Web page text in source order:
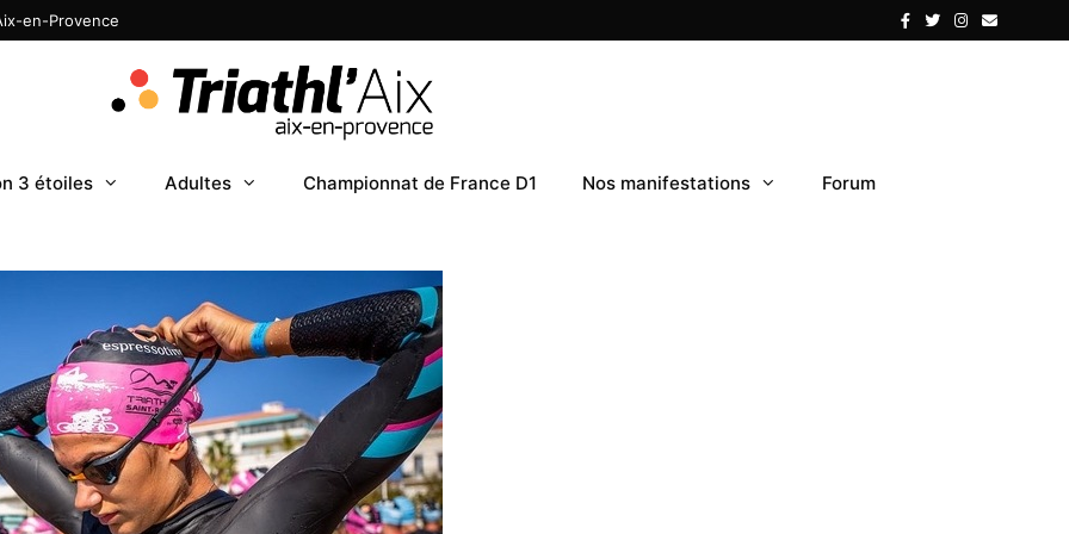
en-Provence
3 étoiles Adultes Championnat de France D1 Nos manifestations Forum